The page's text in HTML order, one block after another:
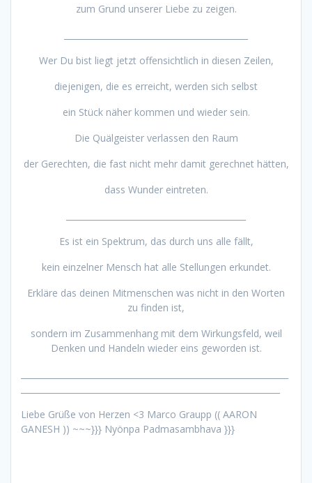
zum Grund unserer Liebe zu zeigen.
Wer Du bist liegt jetzt offensichtlich in diesen Zeilen,
diejenigen, die es erreicht, werden sich selbst
ein Stück näher kommen und wieder sein.
Die Quälgeister verlassen den Raum
der Gerechten, die fast nicht mehr damit gerechnet hätten,
dass Wunder eintreten.
Es ist ein Spektrum, das durch uns alle fällt,
kein einzelner Mensch hat alle Stellungen erkundet.
Erkläre das deinen Mitmenschen was nicht in den Worten
zu finden ist,
sondern im Zusammenhang mit dem Wirkungsfeld, weil
Denken und Handeln wieder eins geworden ist.
Liebe Grüße von Herzen <3 Marco Graupp (( AARON
GANESH )) ~~~}}} Nyönpa Padmasambhava }}}